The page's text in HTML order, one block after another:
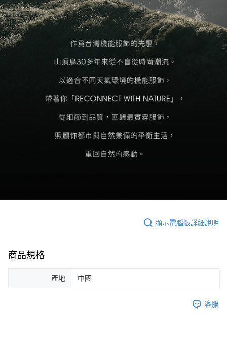
顯示電腦版詳細說明
商品規格
產地 中國
客服